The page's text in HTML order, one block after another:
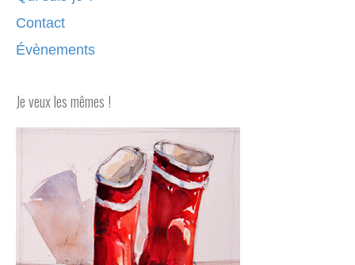
Contact
Évènements
Je veux les mêmes !